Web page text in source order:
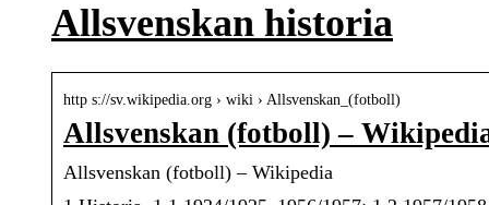
Allsvenskan historia
http s://sv.wikipedia.org › wiki › Allsvenskan_(fotboll)
Allsvenskan (fotboll) –
Allsvenskan (fotboll) – Wikipedia